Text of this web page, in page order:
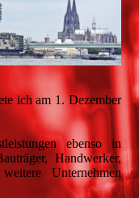
ich am 1. Dezember
ebenso in
Handwerker,
Unternehmen